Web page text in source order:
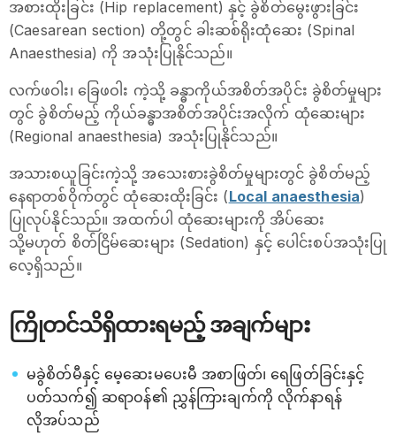
အစားထိုးခြင်း (Hip replacement) နှင့် ခွဲစိတ်မွေးဖွားခြင်း
(Caesarean section) တို့တွင် ခါးဆစ်ရိုးထုံဆေး (Spinal
Anaesthesia) ကို အသုံးပြုနိုင်သည်။
လက်ဖဝါး၊ ခြေဖဝါး ကဲ့သို့ ခန္ဓာကိုယ်အစိတ်အပိုင်း ခွဲစိတ်မှုများ
တွင် ခွဲစိတ်မည့် ကိုယ်ခန္ဓာအစိတ်အပိုင်းအလိုက် ထုံဆေးများ
(Regional anaesthesia) အသုံးပြုနိုင်သည်။
အသားစယူခြင်းကဲ့သို့ အသေးစားခွဲစိတ်မှုများတွင် ခွဲစိတ်မည့်
နေရာတစ်ဝိုက်တွင် ထုံဆေးထိုးခြင်း (Local anaesthesia)
ပြုလုပ်နိုင်သည်။ အထက်ပါ ထုံဆေးများကို အိပ်ဆေး
သို့မဟုတ် စိတ်ငြိမ်ဆေးများ (Sedation) နှင့် ပေါင်းစပ်အသုံးပြု
လေ့ရှိသည်။
ကြိုတင်သိရှိထားရမည့် အချက်များ
မခွဲစိတ်မီနှင့် မေ့ဆေးမပေးမီ အစာဖြတ်၊ ရေဖြတ်ခြင်းနှင့်
ပတ်သက်၍ ဆရာဝန်၏ ညွှန်ကြားချက်ကို လိုက်နာရန်
လိုအပ်သည်